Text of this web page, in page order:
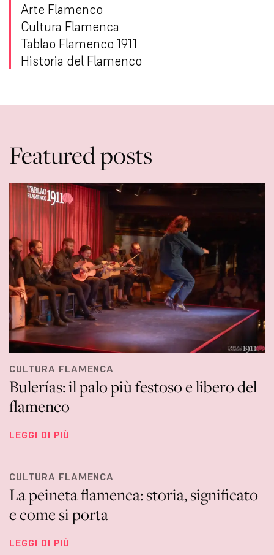
Arte Flamenco
Cultura Flamenca
Tablao Flamenco 1911
Historia del Flamenco
Featured posts
CULTURA FLAMENCA
Bulerías: il palo più festoso e libero del
flamenco
LEGGI DI PIÙ
CULTURA FLAMENCA
La peineta flamenca: storia, significato
e come si porta
LEGGI DI PIÙ